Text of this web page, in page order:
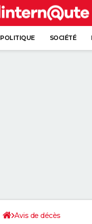
POLITIQUE SOCIÉTÉ
Avis de décès